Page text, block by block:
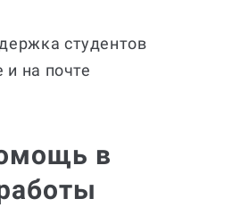
студентов
и на почте
в